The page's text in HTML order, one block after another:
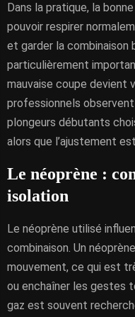
Dans la pratique, la
pouvoir respirer
et garder la combinaison
particulièrement
mauvaise coupe devient
professionnels
plongeurs débutants
alors que l’ajustement
Le néoprène :
isolation
Le néoprène utilisé
combinaison. Un
mouvement, ce qui est
ou enchaîner les gestes
gaz est souvent